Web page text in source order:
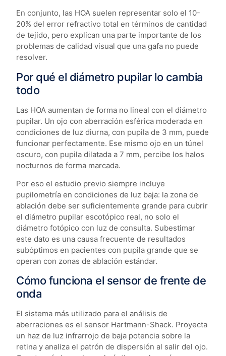
En conjunto, las HOA suelen representar solo el 10-
20% del error refractivo total en términos de cantidad
de tejido, pero explican una parte importante de los
problemas de calidad visual que una gafa no puede
resolver.
Por qué el diámetro pupilar lo cambia
todo
Las HOA aumentan de forma no lineal con el diámetro
pupilar. Un ojo con aberración esférica moderada en
condiciones de luz diurna, con pupila de 3 mm, puede
funcionar perfectamente. Ese mismo ojo en un túnel
oscuro, con pupila dilatada a 7 mm, percibe los halos
nocturnos de forma marcada.
Por eso el estudio previo siempre incluye
pupilometría en condiciones de luz baja: la zona de
ablación debe ser suficientemente grande para cubrir
el diámetro pupilar escotópico real, no solo el
diámetro fotópico con luz de consulta. Subestimar
este dato es una causa frecuente de resultados
subóptimos en pacientes con pupila grande que se
operan con zonas de ablación estándar.
Cómo funciona el sensor de frente de
onda
El sistema más utilizado para el análisis de
aberraciones es el sensor Hartmann-Shack. Proyecta
un haz de luz infrarrojo de baja potencia sobre la
retina y analiza el patrón de dispersión al salir del ojo.